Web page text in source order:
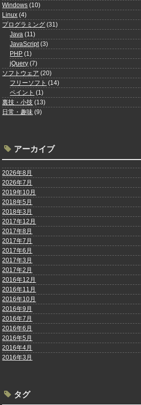
Windows (10)
Linux (4)
プログラミング (31)
Java (11)
JavaScript(3)
PHP (1)
jQuery (7)
ソフトウェア (20)
フリーソフト (14)
ペイント (1)
裏技・小技 (13)
日常・趣味 (9)
アーカイブ
2026年8月
2026年7月
2019年10月
2018年5月
2018年3月
2017年12月
2017年8月
2017年7月
2017年6月
2017年3月
2017年2月
2016年12月
2016年11月
2016年10月
2016年9月
2016年7月
2016年6月
2016年5月
2016年4月
2016年3月
タグ